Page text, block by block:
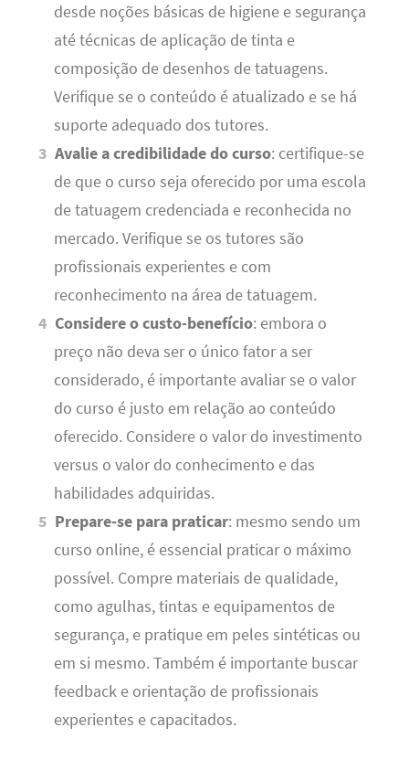
desde noções básicas de higiene e segurança
até técnicas de aplicação de tinta e
composição de desenhos de tatuagens.
Verifique se o conteúdo é atualizado e se há
suporte adequado dos tutores.
Avalie a credibilidade do curso: certifique-se
de que o curso seja oferecido por uma escola
de tatuagem credenciada e reconhecida no
mercado. Verifique se os tutores são
profissionais experientes e com
reconhecimento na área de tatuagem.
Considere o custo-benefício: embora o
preço não deva ser o único fator a ser
considerado, é importante avaliar se o valor
do curso é justo em relação ao conteúdo
oferecido. Considere o valor do investimento
versus o valor do conhecimento e das
habilidades adquiridas.
Prepare-se para praticar: mesmo sendo um
curso online, é essencial praticar o máximo
possível. Compre materiais de qualidade,
como agulhas, tintas e equipamentos de
segurança, e pratique em peles sintéticas ou
em si mesmo. Também é importante buscar
feedback e orientação de profissionais
experientes e capacitados.